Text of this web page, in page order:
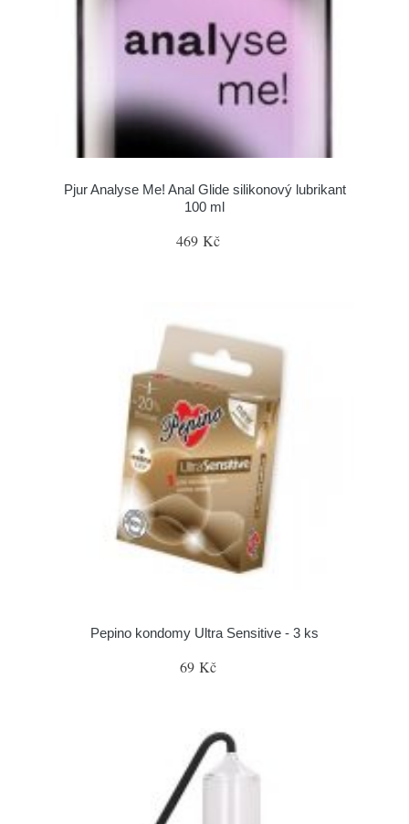
Pjur Analyse Me! Anal Glide silikonový lubrikant
100 ml
469 Kč
Pepino kondomy Ultra Sensitive - 3 ks
69 Kč